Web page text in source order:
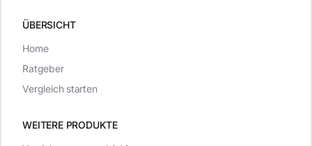
ÜBERSICHT
WEITERE PRODUKTE
Home
Ratgeber
Vergleich starten